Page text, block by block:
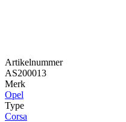
Artikelnummer
AS200013
Merk
Opel
Type
Corsa